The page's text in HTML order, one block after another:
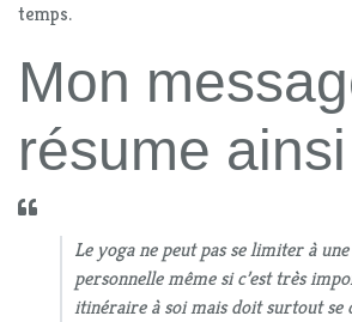
temps.
Mon
résume ainsi
Le yoga ne peut pas se limiter à
personnelle même si c’est très
itinéraire à soi mais doit surtout se